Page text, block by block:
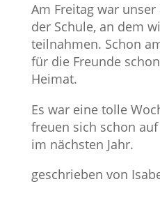
Am Freitag war
der Schule, an dem
teilnahmen. Schon
für die Freunde
Heimat.
Es war eine tolle
freuen sich schon
im nächsten Jahr.
geschrieben von